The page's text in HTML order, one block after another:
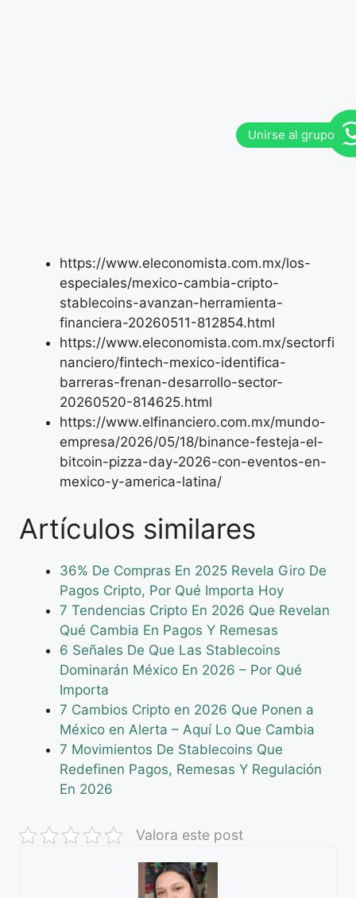
https://www.eleconomista.com.mx/los-
especiales/mexico-cambia-cripto-
stablecoins-avanzan-herramienta-
financiera-20260511-812854.html
https://www.eleconomista.com.mx/sectorfi
nanciero/fintech-mexico-identifica-
barreras-frenan-desarrollo-sector-
20260520-814625.html
https://www.elfinanciero.com.mx/mundo-
empresa/2026/05/18/binance-festeja-el-
bitcoin-pizza-day-2026-con-eventos-en-
mexico-y-america-latina/
Artículos similares
36% De Compras En 2025 Revela Giro De
Pagos Cripto, Por Qué Importa Hoy
7 Tendencias Cripto En 2026 Que Revelan
Qué Cambia En Pagos Y Remesas
6 Señales De Que Las Stablecoins
Dominarán México En 2026 – Por Qué
Importa
7 Cambios Cripto en 2026 Que Ponen a
México en Alerta – Aquí Lo Que Cambia
7 Movimientos De Stablecoins Que
Redefinen Pagos, Remesas Y Regulación
En 2026
Valora este post